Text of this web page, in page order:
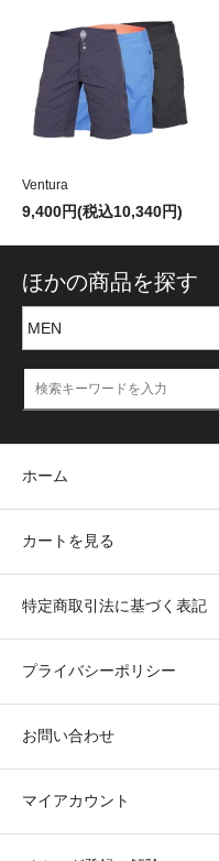
Ventura
9,400円(税込10,340円)
ほかの商品を探す
ホーム
カートを見る
特定商取引法に基づく表記
プライバシーポリシー
お問い合わせ
マイアカウント